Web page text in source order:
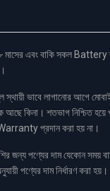
এবং বাকি সকল Battery
ভাবে লাগানোর আগে
আছে কিনা। শতভাগ নিশ্চিত
প্রদান করা হয় না।
জন্য পণ্যের দাম যেকোন সময়
পণ্যের দাম নির্ধারণ করা হয়।